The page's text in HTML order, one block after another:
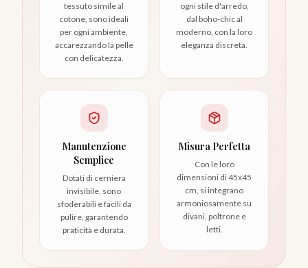
tessuto simile al
cotone, sono ideali
per ogni ambiente,
accarezzando la pelle
con delicatezza.
ogni stile d'arredo,
dal boho-chic al
moderno, con la loro
eleganza discreta.
Manutenzione
Semplice
Dotati di cerniera
invisibile, sono
sfoderabili e facili da
pulire, garantendo
praticità e durata.
Misura Perfetta
Con le loro
dimensioni di 45x45
cm, si integrano
armoniosamente su
divani, poltrone e
letti.